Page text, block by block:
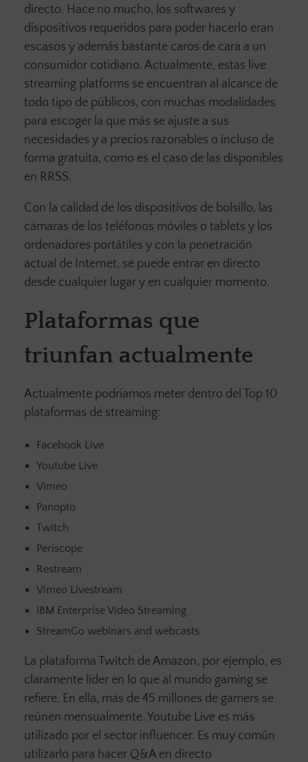
directo. Hace no mucho, los softwares y
dispositivos requeridos para poder hacerlo eran
escasos y además bastante caros de cara a un
consumidor cotidiano. Actualmente, estas live
streaming platforms se encuentran al alcance de
todo tipo de públicos, con muchas modalidades
para escoger la que más se ajuste a sus
necesidades y a precios razonables o incluso de
forma gratuita, como es el caso de las disponibles
en RRSS.
Con la calidad de los dispositivos de bolsillo, las
cámaras de los teléfonos móviles o tablets y los
ordenadores portátiles y con la penetración
actual de Internet, se puede entrar en directo
desde cualquier lugar y en cualquier momento.
Plataformas que
triunfan actualmente
Actualmente podríamos meter dentro del Top 10
plataformas de streaming:
Facebook Live
Youtube Live
Vimeo
Panopto
Twitch
Periscope
Restream
Vimeo Livestream
IBM Enterprise Video Streaming
StreamGo webinars and webcasts
La plataforma Twitch de Amazon, por ejemplo, es
claramente líder en lo que al mundo gaming se
refiere. En ella, más de 45 millones de gamers se
reúnen mensualmente. Youtube Live es más
utilizado por el sector influencer. Es muy común
utilizarlo para hacer Q&A en directo